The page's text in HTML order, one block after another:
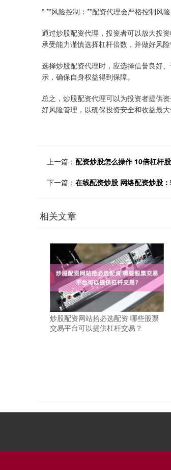
* **风险控制：**配资代理会严格控制风
通过炒股配资代理，投资者可以放大投
承受能力谨慎选择杠杆倍数，并做好风险
选择炒股配资代理时，应选择信誉良好
示，确保自身权益得到保障。
总之，炒股配资代理可以为投资者提供
好风险管理，以确保投资安全和收益最大
上一篇： 配资炒股怎么操作 10倍杠杆
下一篇： 在线配资炒股 网络配资炒股
相关文章
炒股配资网站拾必选配资 哪些股票
交易平台可以提供杠杆交易？